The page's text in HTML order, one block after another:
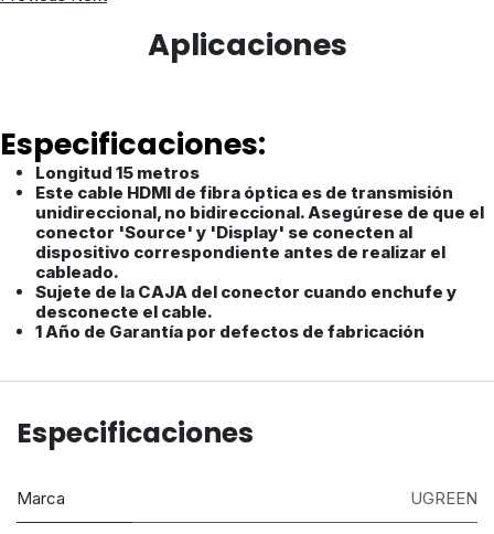
Aplicaciones
Especificaciones:
Longitud 15 metros
Este cable HDMI de fibra óptica es de transmisión
unidireccional, no bidireccional. Asegúrese de que el
conector 'Source' y 'Display' se conecten al
dispositivo correspondiente antes de realizar el
cableado.
Sujete de la CAJA del conector cuando enchufe y
desconecte el cable.
1 Año de Garantía por defectos de fabricación
Especificaciones
Marca UGREEN